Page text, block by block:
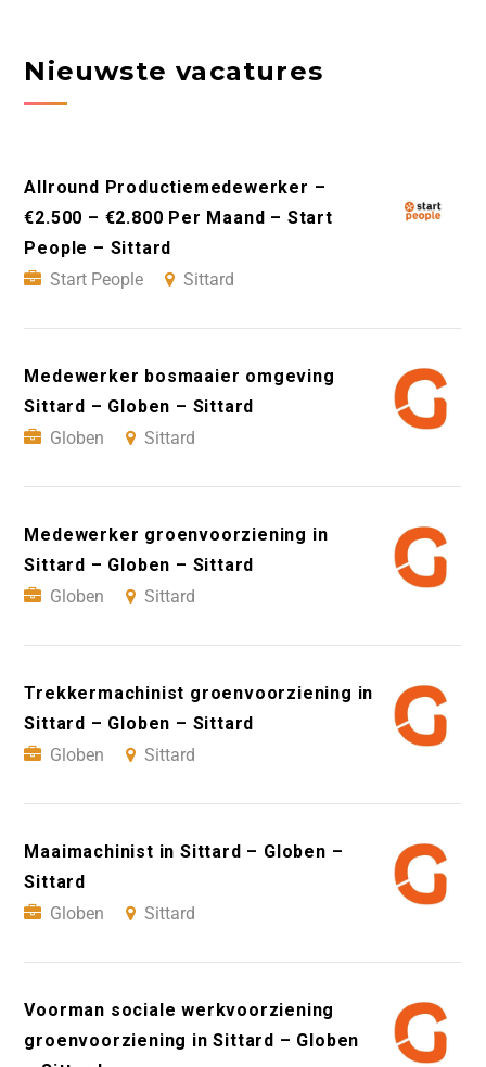
Nieuwste vacatures
Allround Productiemedewerker –
€2.500 – €2.800 Per Maand – Start
People – Sittard
Start People
Sittard
Medewerker bosmaaier omgeving
Sittard – Globen – Sittard
Globen
Sittard
Medewerker groenvoorziening in
Sittard – Globen – Sittard
Globen
Sittard
Trekkermachinist groenvoorziening in
Sittard – Globen – Sittard
Globen
Sittard
Maaimachinist in Sittard – Globen –
Sittard
Globen
Sittard
Voorman sociale werkvoorziening
groenvoorziening in Sittard – Globen